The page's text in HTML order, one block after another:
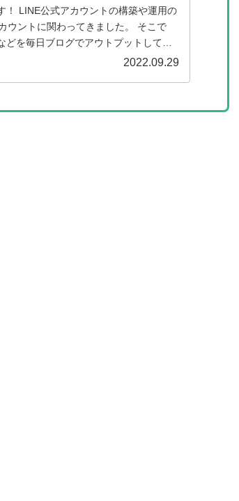
！ LINE公式アカウントの構築や運用の
ウントに関わってきました。 そこで
を毎日ブログでアウトプットしてい
2022.09.29